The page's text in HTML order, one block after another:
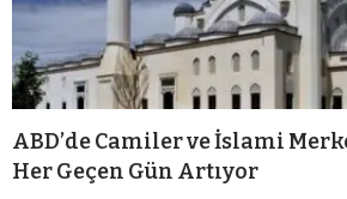
ABD’de Camiler ve İslami
Her Geçen Gün Artıyor